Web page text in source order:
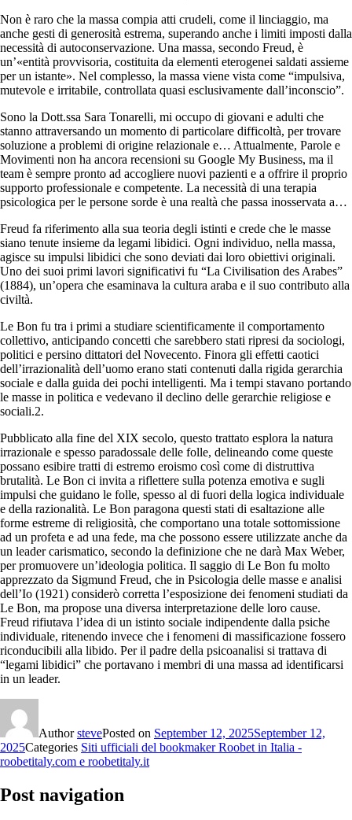
Non è raro che la massa compia atti crudeli, come il linciaggio, ma
anche gesti di generosità estrema, superando anche i limiti imposti dalla
necessità di autoconservazione. Una massa, secondo Freud, è
un’«entità provvisoria, costituita da elementi eterogenei saldati assieme
per un istante». Nel complesso, la massa viene vista come “impulsiva,
mutevole e irritabile, controllata quasi esclusivamente dall’inconscio”.
Sono la Dott.ssa Sara Tonarelli, mi occupo di giovani e adulti che
stanno attraversando un momento di particolare difficoltà, per trovare
soluzione a problemi di origine relazionale e… Attualmente, Parole e
Movimenti non ha ancora recensioni su Google My Business, ma il
team è sempre pronto ad accogliere nuovi pazienti e a offrire il proprio
supporto professionale e competente. La necessità di una terapia
psicologica per le persone sorde è una realtà che passa inosservata a…
Freud fa riferimento alla sua teoria degli istinti e crede che le masse
siano tenute insieme da legami libidici. Ogni individuo, nella massa,
agisce su impulsi libidici che sono deviati dai loro obiettivi originali.
Uno dei suoi primi lavori significativi fu “La Civilisation des Arabes”
(1884), un’opera che esaminava la cultura araba e il suo contributo alla
civiltà.
Le Bon fu tra i primi a studiare scientificamente il comportamento
collettivo, anticipando concetti che sarebbero stati ripresi da sociologi,
politici e persino dittatori del Novecento. Finora gli effetti caotici
dell’irrazionalità dell’uomo erano stati contenuti dalla rigida gerarchia
sociale e dalla guida dei pochi intelligenti. Ma i tempi stavano portando
le masse in politica e vedevano il declino delle gerarchie religiose e
sociali.2.
Pubblicato alla fine del XIX secolo, questo trattato esplora la natura
irrazionale e spesso paradossale delle folle, delineando come queste
possano esibire tratti di estremo eroismo così come di distruttiva
brutalità. Le Bon ci invita a riflettere sulla potenza emotiva e sugli
impulsi che guidano le folle, spesso al di fuori della logica individuale
e della razionalità. Le Bon paragona questi stati di esaltazione alle
forme estreme di religiosità, che comportano una totale sottomissione
ad un profeta e ad una fede, ma che possono essere utilizzate anche da
un leader carismatico, secondo la definizione che ne darà Max Weber,
per promuovere un’ideologia politica. Il saggio di Le Bon fu molto
apprezzato da Sigmund Freud, che in Psicologia delle masse e analisi
dell’Io (1921) considerò corretta l’esposizione dei fenomeni studiati da
Le Bon, ma propose una diversa interpretazione delle loro cause.
Freud rifiutava l’idea di un istinto sociale indipendente dalla psiche
individuale, ritenendo invece che i fenomeni di massificazione fossero
riconducibili alla libido. Per il padre della psicoanalisi si trattava di
“legami libidici” che portavano i membri di una massa ad identificarsi
in un leader.
AuthorstevePosted on September 12, 2025September 12,
2025Categories Siti ufficiali del bookmaker Roobet in Italia -
roobetitaly.com e roobetitaly.it
Post navigation